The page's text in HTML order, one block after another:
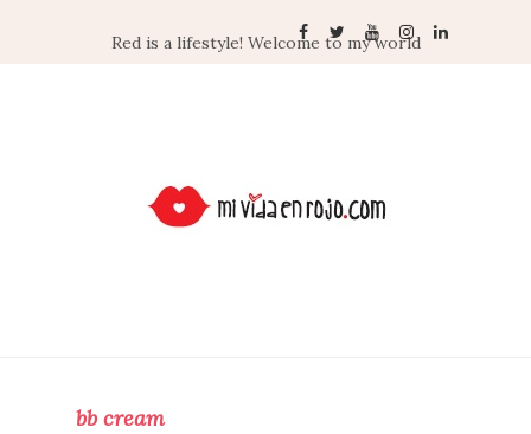
Red is a lifestyle! Welcome to my world
bb cream